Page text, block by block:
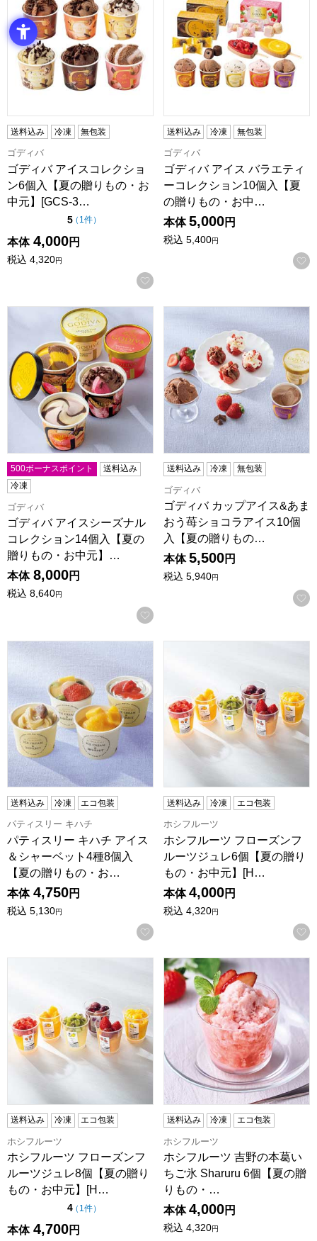
送料込み 冷凍 無包装
ゴディバ
ゴディバ アイスコレクショ
ン6個入【夏の贈りもの・お
中元】[GCS-3…
5点（5点満点中）
（ 1件の評価
）
本体 4,000円
税込 4,320円
お気に入りに登録する
送料込み 冷凍 無包装
ゴディバ
ゴディバ アイス バラエティ
ーコレクション10個入【夏
の贈りもの・お中…
本体 5,000円
税込 5,400円
ゴディバ アイスシーズナルコレクション14個入【夏の贈り
500ボーナスポイント
送料込み
冷凍
ゴディバ
ゴディバ アイスシーズナル
コレクション14個入【夏の
贈りもの・お中元】…
本体 8,000円
税込 8,640円
お気に入りに登録する
ゴディバ カップアイス&あ
送料込み 冷凍 無包装
ゴディバ
ゴディバ カップアイス&あま
おう苺ショコラアイス10個
入【夏の贈りもの…
本体 5,500円
税込 5,940円
パティスリー キハチ アイス＆シャーベット4種8個入【夏の
送料込み 冷凍 エコ包装
パティスリー キハチ
パティスリー キハチ アイス
＆シャーベット4種8個入
【夏の贈りもの・お…
本体 4,750円
税込 5,130円
お気に入りに登録する
送料込み 冷凍 エコ包装
ホシフルーツ
ホシフルーツ フローズンフ
ルーツジュレ6個【夏の贈り
もの・お中元】[H…
本体 4,000円
税込 4,320円
ホシフルーツ フローズンフルーツジュレ8個【夏の贈りもの
送料込み 冷凍 エコ包装
ホシフルーツ
ホシフルーツ フローズンフ
ルーツジュレ8個【夏の贈り
もの・お中元】[H…
4点（5点満点中）
（ 1件の評価
）
本体 4,700円
ホシフルーツ 吉野の本葛い
送料込み 冷凍 エコ包装
ホシフルーツ
ホシフルーツ 吉野の本葛い
ちご氷 Sharuru 6個【夏の贈
りもの・…
本体 4,000円
税込 4,320円